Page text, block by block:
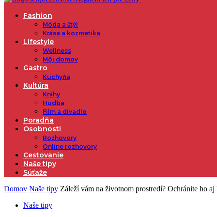
Fashion
Móda a štýl
Krása a kozmetika
Lifestyle
Wellness
Môj domov
Gastro
Kuchyňa
Kultúra
Knihy
Hudba
Film a divadlo
Poradňa
Osobnosti
Rozhovory
Online rozhovory
Cestovanie
Naše tipy
Súťaže
Domov Naše tipy Záleží vám na životnom prostredí? Ochránite ho
Naše tipy